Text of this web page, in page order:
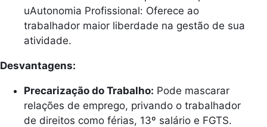
uAutonomia Profissional: Oferece ao
trabalhador maior liberdade na gestão de sua
atividade.
Desvantagens:
Precarização do Trabalho: Pode mascarar
relações de emprego, privando o trabalhador
de direitos como férias, 13º salário e FGTS.